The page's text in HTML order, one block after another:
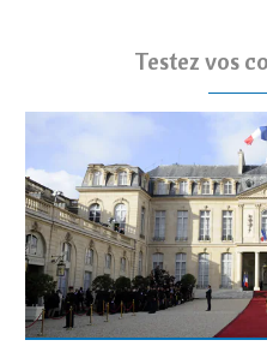
Testez vos